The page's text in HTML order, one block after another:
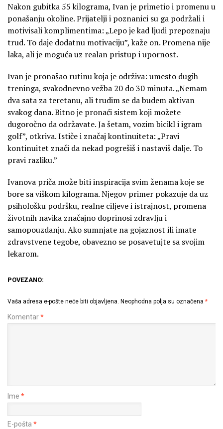
Nakon gubitka 55 kilograma, Ivan je primetio i promenu u
ponašanju okoline. Prijatelji i poznanici su ga podržali i
motivisali komplimentima: „Lepo je kad ljudi prepoznaju
trud. To daje dodatnu motivaciju”, kaže on. Promena nije
laka, ali je moguća uz realan pristup i upornost.
Ivan je pronašao rutinu koja je održiva: umesto dugih
treninga, svakodnevno vežba 20 do 30 minuta. „Nemam
dva sata za teretanu, ali trudim se da budem aktivan
svakog dana. Bitno je pronaći sistem koji možete
dugoročno da održavate. Ja šetam, vozim bicikl i igram
golf”, otkriva. Ističe i značaj kontinuiteta: „Pravi
kontinuitet znači da nekad pogrešiš i nastaviš dalje. To
pravi razliku.”
Ivanova priča može biti inspiracija svim ženama koje se
bore sa viškom kilograma. Njegov primer pokazuje da uz
psihološku podršku, realne ciljeve i istrajnost, promena
životnih navika značajno doprinosi zdravlju i
samopouzdanju. Ako sumnjate na gojaznost ili imate
zdravstvene tegobe, obavezno se posavetujte sa svojim
lekarom.
POVEZANO:
Vaša adresa e-pošte neće biti objavljena. Neophodna polja su označena *
Komentar*
Ime *
E-pošta *